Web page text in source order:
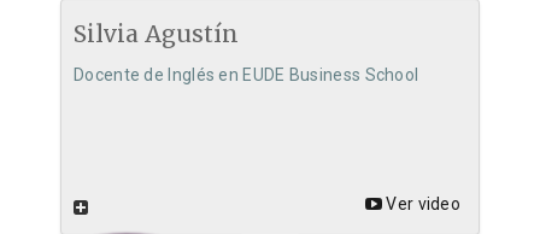
Silvia Agustín
Docente de Inglés en EUDE Business School
Ver video